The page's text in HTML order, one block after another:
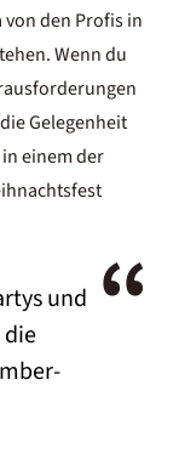
den Profis in
Wenn du
Gelegenheit
einem der
und “